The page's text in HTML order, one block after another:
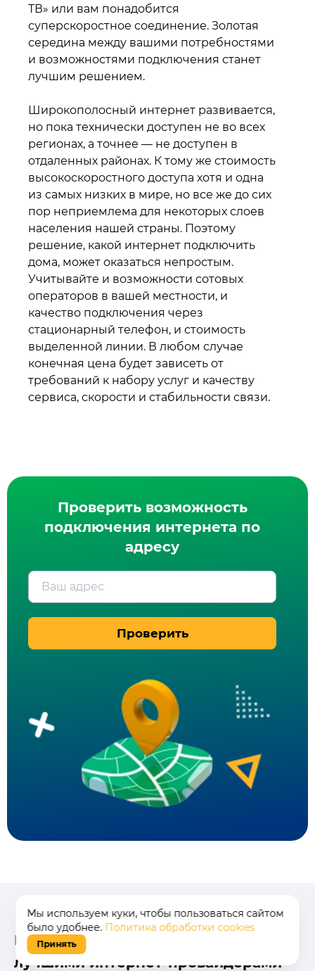
ТВ» или вам понадобится
суперскоростное соединение. Золотая
середина между вашими потребностями
и возможностями подключения станет
лучшим решением.
Широкополосный интернет развивается,
но пока технически доступен не во всех
регионах, а точнее — не доступен в
отдаленных районах. К тому же стоимость
высокоскоростного доступа хотя и одна
из самых низких в мире, но все же до сих
пор неприемлема для некоторых слоев
населения нашей страны. Поэтому
решение, какой интернет подключить
дома, может оказаться непростым.
Учитывайте и возможности сотовых
операторов в вашей местности, и
качество подключения через
стационарный телефон, и стоимость
выделенной линии. В любом случае
конечная цена будет зависеть от
требований к набору услуг и качеству
сервиса, скорости и стабильности связи.
Проверить возможность
подключения интернета по
адресу
Ваш адрес
Проверить
Интернет в дом - мы работаем с
лучшими интернет-провайдерами
Мы используем куки, чтобы пользоваться сайтом
было удобнее. Политика обработки cookies
Принять